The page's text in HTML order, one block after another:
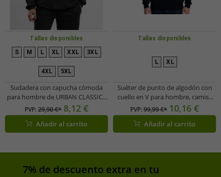
Tallas disponibles
S M L XL XXL 3XL
4XL 5XL
Sudadera con capucha cómoda
para hombre de URBAN CLASSICS
con puños y capucha acanalados,
confeccionada en algodón, color
negro.
PVP:29,90 €* 8,12 €
Añadir al carrito
Tallas disponibles
L XL
Suéter de punto de algodón con
cuello en V para hombre, camisa
de manga larga HACKETT LONDON
GOLF HMX500F, color negro
PVP:99,99 €* 10,16 €
Añadir al carrito
7% de descuento extra en tu